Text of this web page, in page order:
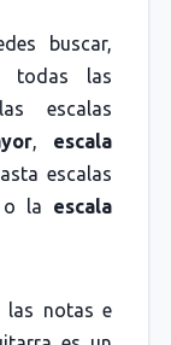
buscar,
todas las
escalas
, escala
escalas
o la escala
las notas e